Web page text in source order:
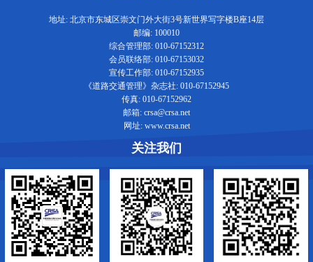
地址: 北京市东城区崇文门外大街3号新世界写字楼B座14层
邮编: 100010
综合管理部: 010-67152312
会员联络部: 010-67153032
宣传工作部: 010-67152935
《道路交通管理》杂志社: 010-67152945
传真: 010-67152962
邮箱: crsa@crsa.net
网址: www.crsa.net
关注我们